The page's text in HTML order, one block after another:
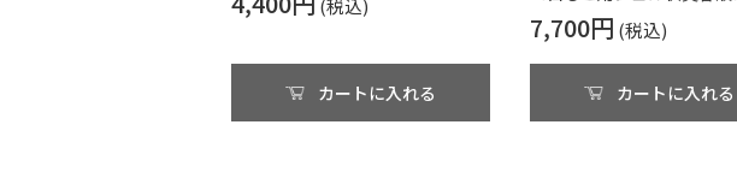
カートに入れる
7,700円
カートに入れる